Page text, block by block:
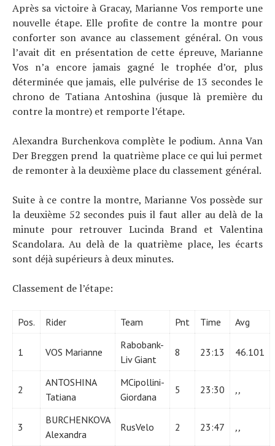
Après sa victoire à Gracay, Marianne Vos remporte une
nouvelle étape. Elle profite de contre la montre pour
conforter son avance au classement général. On vous
l’avait dit en présentation de cette épreuve, Marianne
Vos n’a encore jamais gagné le trophée d’or, plus
déterminée que jamais, elle pulvérise de 13 secondes le
chrono de Tatiana Antoshina (jusque là première du
contre la montre) et remporte l’étape.
Alexandra Burchenkova complète le podium. Anna Van
Der Breggen prend la quatrième place ce qui lui permet
de remonter à la deuxième place du classement général.
Suite à ce contre la montre, Marianne Vos possède sur
la deuxième 52 secondes puis il faut aller au delà de la
minute pour retrouver Lucinda Brand et Valentina
Scandolara. Au delà de la quatrième place, les écarts
sont déjà supérieurs à deux minutes.
Classement de l’étape:
Pos. Rider Team Pnt Time Avg
1 VOS Marianne
Rabobank-
Liv Giant
8 23:13 46.101
2
ANTOSHINA
Tatiana
MCipollini-
Giordana
5 23:30 ,,
3
BURCHENKOVA
Alexandra
RusVelo 2 23:47 ,,